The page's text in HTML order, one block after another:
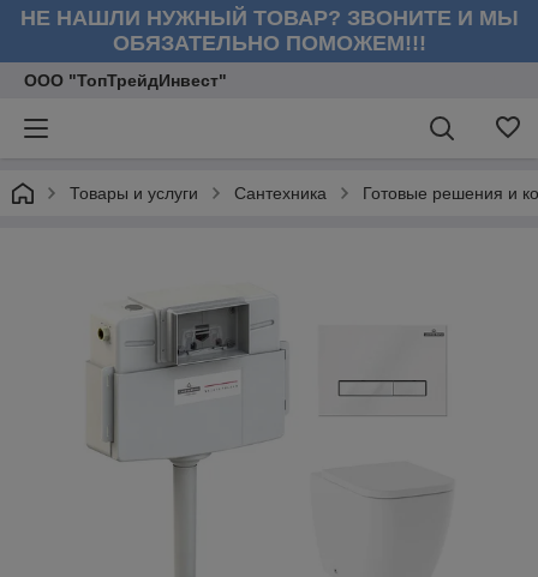
НЕ НАШЛИ НУЖНЫЙ ТОВАР? ЗВОНИТЕ И МЫ
ОБЯЗАТЕЛЬНО ПОМОЖЕМ!!!
ООО "ТопТрейдИнвест"
Товары и услуги Сантехника Готовые решения и